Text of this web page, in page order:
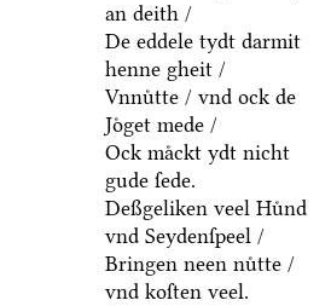
an deith /
De eddele tydt darmit
henne gheit /
Vnnuͤtte / vnd ock de
Joͤget mede /
Ock maͤckt ydt nicht
gude ſede.
Deßgeliken veel Huͤnd
vnd Seydenſpeel /
Bringen neen nuͤtte /
vnd koſten veel.